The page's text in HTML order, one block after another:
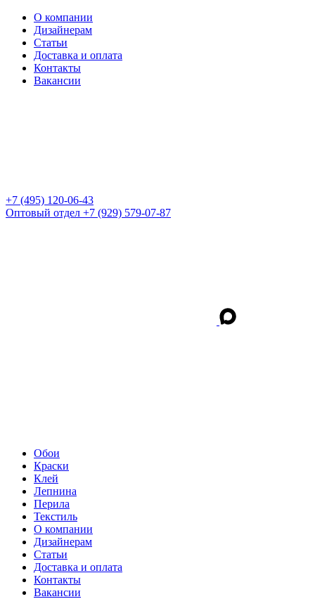
О компании
Дизайнерам
Статьи
Доставка и оплата
Контакты
Вакансии
+7 (495) 120-06-43
Оптовый отдел +7 (929) 579-07-87
Обои
Краски
Клей
Лепнина
Перила
Текстиль
О компании
Дизайнерам
Статьи
Доставка и оплата
Контакты
Вакансии